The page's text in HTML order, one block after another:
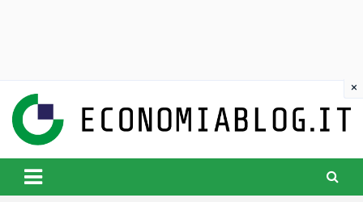
content
www.economiablog.it